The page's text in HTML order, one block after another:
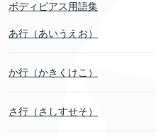
ボディピアス用語集
あ行（あいうえお）
か行（かきくけこ）
さ行（さしすせそ）